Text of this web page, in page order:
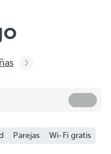
Parejas
Wi-Fi gratis